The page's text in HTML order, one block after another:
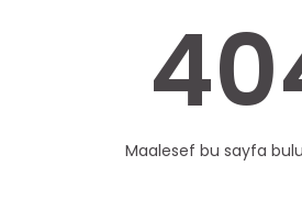
Maalesef bu sayfa